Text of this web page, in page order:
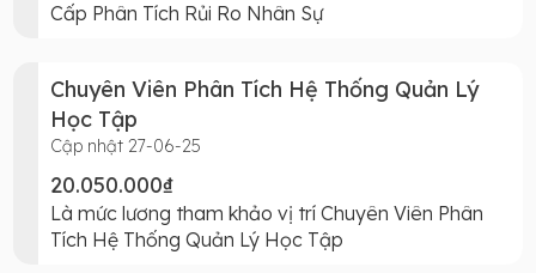
Cấp Phân Tích Rủi Ro Nhân Sự
Chuyên Viên Phân Tích Hệ Thống Quản Lý
Học Tập
Cập nhật 27-06-25
20.050.000₫
Là mức lương tham khảo vị trí Chuyên Viên Phân
Tích Hệ Thống Quản Lý Học Tập